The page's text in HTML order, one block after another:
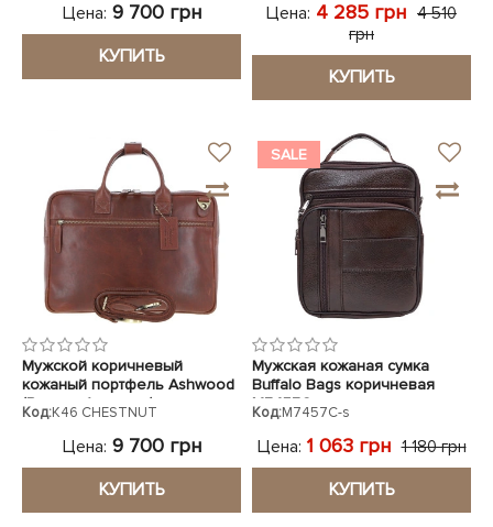
Цена: 9 700 грн
КУПИТЬ
Цена: 4 285 грн 4 510
грн
КУПИТЬ
Мужской коричневый
кожаный портфель Ashwood
(Великобритания)
Код:K46 CHESTNUT
Цена: 9 700 грн
КУПИТЬ
SALE
Мужская кожаная сумка
Buffalo Bags коричневая
M7457C
Код:M7457C-s
Цена: 1 063 грн 1 180 грн
КУПИТЬ